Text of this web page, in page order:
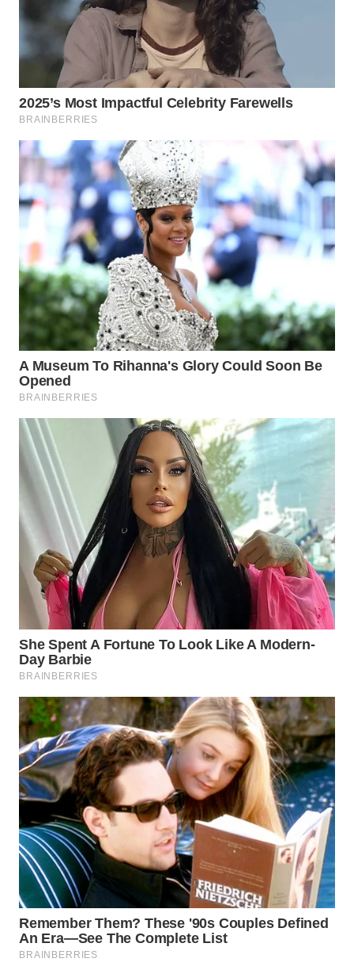
WN
NATUNA
WN
BINTAN
MANDALIKA
LIKUPANG
WN
LABUANBAJO
WN
BORNEO
Wahana
Media
Group
WAHANA
NEWS
WAHANA
TANI
WAHANA
ADVOKAT
WAHANA
INFRASTRUKTUR
WAHANA
WAHANA
LISTRIK
WAHANA
TRAVEL
WAHANA
TV
WAHANANEWS
ID